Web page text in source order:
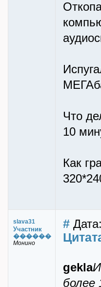
Что
10
Как
slava31
Участник
������
Монино
#
gekla
более